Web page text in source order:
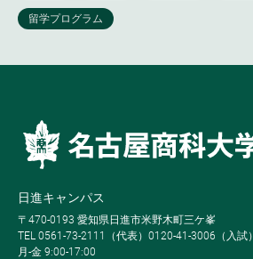
日進キャンパス
〒470-0193 愛知県日進市米野木町三ケ峯
TEL 0561-73-2111（代表）0120-41-3006（入試）
月-金 9:00-17:00